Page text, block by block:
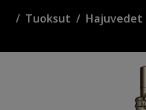
Tuoksut Hajuvedet